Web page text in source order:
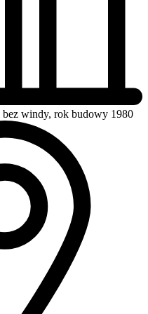
bez windy, rok budowy 1980